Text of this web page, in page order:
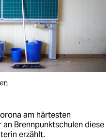
am härtesten
Brennpunkt­schulen diese
erzählt.